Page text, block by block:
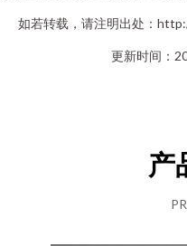
如若转载，请注明出处：
更新时间：
产